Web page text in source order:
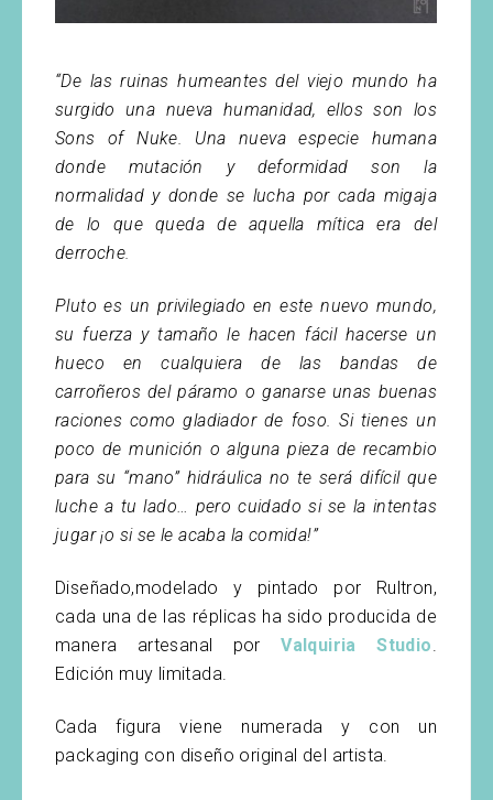
“De las ruinas humeantes del viejo mundo ha
surgido una nueva humanidad, ellos son los
Sons of Nuke. Una nueva especie humana
donde mutación y deformidad son la
normalidad y donde se lucha por cada migaja
de lo que queda de aquella mítica era del
derroche.
Pluto es un privilegiado en este nuevo mundo,
su fuerza y tamaño le hacen fácil hacerse un
hueco en cualquiera de las bandas de
carroñeros del páramo o ganarse unas buenas
raciones como gladiador de foso. Si tienes un
poco de munición o alguna pieza de recambio
para su “mano” hidráulica no te será difícil que
luche a tu lado… pero cuidado si se la intentas
jugar ¡o si se le acaba la comida!”
Diseñado,modelado y pintado por Rultron,
cada una de las réplicas ha sido producida de
manera artesanal porValquiria Studio.
Edición muy limitada.
Cada figura viene numerada y con un
packaging con diseño original del artista.